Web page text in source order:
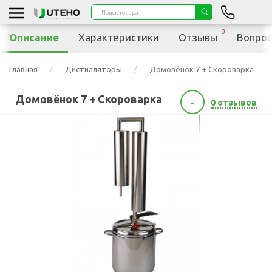
Главная Дистилляторы Домовёнок 7 + Скороварка
Домовёнок 7 + Скороварка - 0 отзывов
Описание Характеристики Отзывы
0